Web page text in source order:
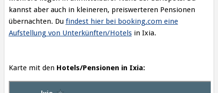
kannst aber auch in kleineren, preiswerteren Pensionen
übernachten. Du findest hier bei booking.com eine
Aufstellung von Unterkünften/Hotelsin Ixia.
Karte mit den Hotels/Pensionen in Ixia: